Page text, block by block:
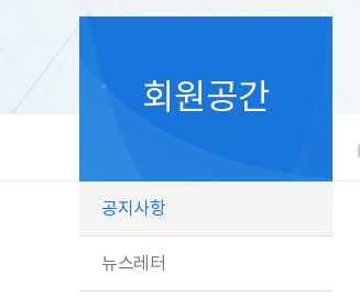
회원공간
공지사항
뉴스레터